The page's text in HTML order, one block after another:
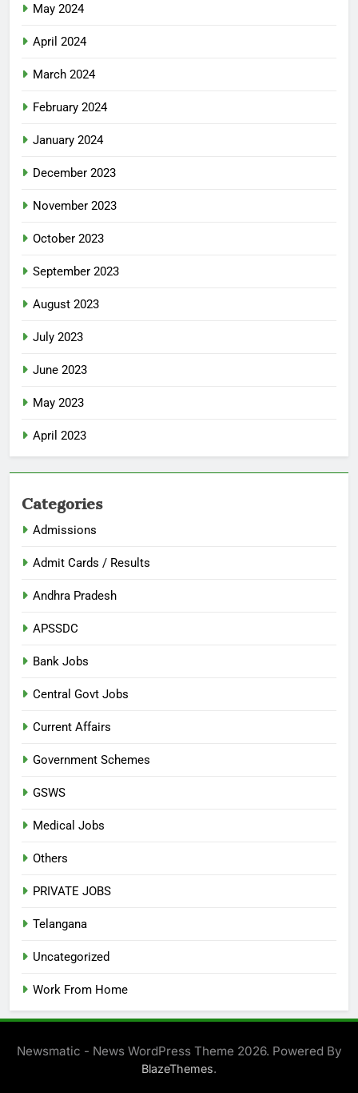
May 2024
April 2024
March 2024
February 2024
January 2024
December 2023
November 2023
October 2023
September 2023
August 2023
July 2023
June 2023
May 2023
April 2023
Categories
Admissions
Admit Cards / Results
Andhra Pradesh
APSSDC
Bank Jobs
Central Govt Jobs
Current Affairs
Government Schemes
GSWS
Medical Jobs
Others
PRIVATE JOBS
Telangana
Uncategorized
Work From Home
Newsmatic - News WordPress Theme 2026. Powered By
BlazeThemes.